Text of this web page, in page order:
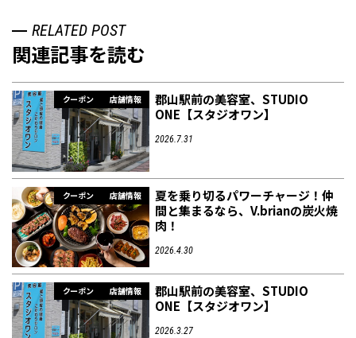
RELATED POST
関連記事を読む
クーポン 店舗情報
郡山駅前の美容室、STUDIO
ONE【スタジオワン】
2026.7.31
クーポン 店舗情報
夏を乗り切るパワーチャージ！仲
間と集まるなら、V.brianの炭火焼
肉！
2026.4.30
クーポン 店舗情報
郡山駅前の美容室、STUDIO
ONE【スタジオワン】
2026.3.27